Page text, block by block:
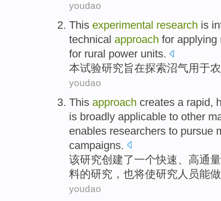
youdao
This experimental research is
technical approach for applying
for rural power units.
本试验研究旨在探索沼气用于
youdao
This approach creates a rapid,
is broadly applicable to other
enables researchers to pursue
campaigns.
该研究创建了一个快速、 高通量
料的研究 ，也将使研究人员能
youdao